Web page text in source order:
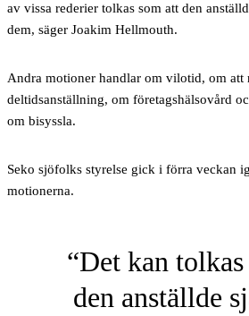
av vissa rederier tolkas som att den
dem, säger Joakim Hellmouth.
Andra motioner handlar om vilotid, om att
deltidsanställning, om företagshälsovård
om bisyssla.
Seko sjöfolks styrelse gick i förra veckan
motionerna.
Det kan
den anställde